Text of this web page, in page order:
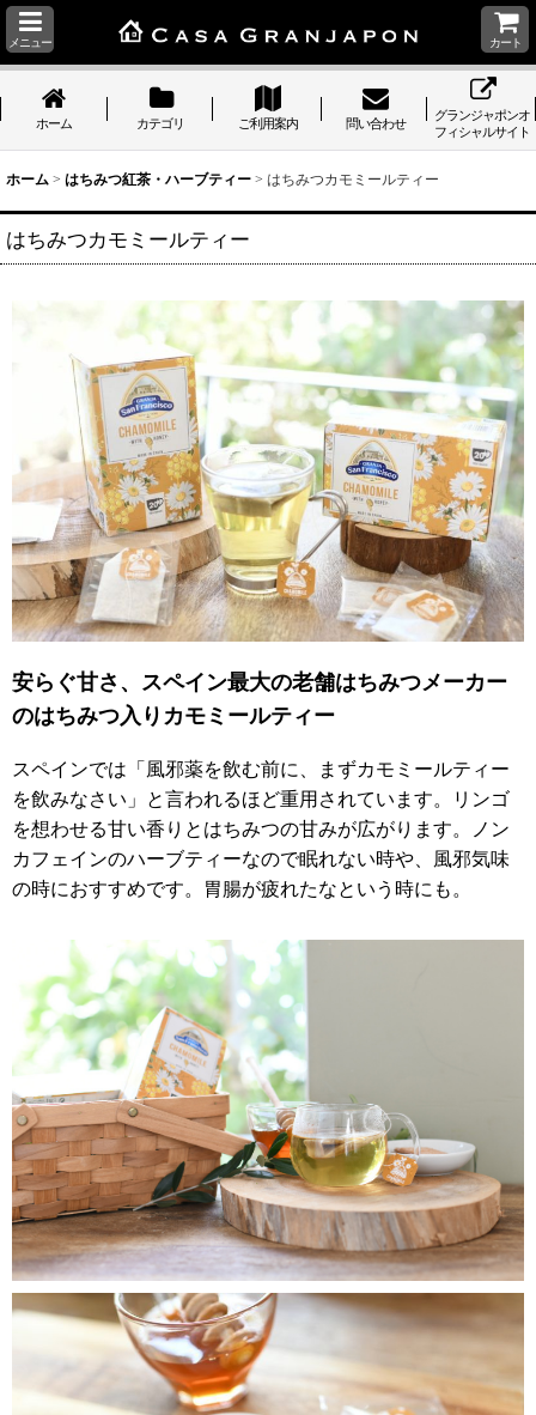
メニュー カート
ホーム カテゴリ ご利用案内 問い合わせ
グランジャポンオ
フィシャルサイト
ホーム > はちみつ紅茶・ハーブティー > はちみつカモミールティー
はちみつカモミールティー
安らぐ甘さ、スペイン最大の老舗はちみつメーカー
のはちみつ入りカモミールティー
スペインでは「風邪薬を飲む前に、まずカモミールティー
を飲みなさい」と言われるほど重用されています。リンゴ
を想わせる甘い香りとはちみつの甘みが広がります。ノン
カフェインのハーブティーなので眠れない時や、風邪気味
の時におすすめです。胃腸が疲れたなという時にも。